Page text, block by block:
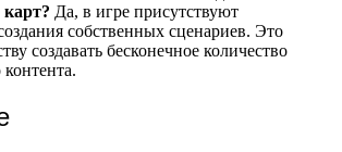
Да, в игре присутствуют
собственных сценариев. Это
создавать бесконечное количество
контента.